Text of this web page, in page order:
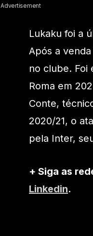
Advertisement
Lukaku foi a
Após a
no clube. Foi
Roma em
Conte,
2020/21, o
pela Inter,
+ Siga as
Linkedin.